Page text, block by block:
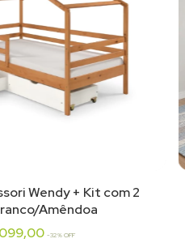
Wendy + Kit com 2
Amêndoa
-32% OFF